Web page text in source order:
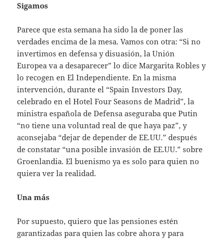
Sigamos
Parece que esta semana ha sido la de poner las
verdades encima de la mesa. Vamos con otra: “Si no
invertimos en defensa y disuasión, la Unión
Europea va a desaparecer” lo dice Margarita Robles y
lo recogen en El Independiente. En la misma
intervención, durante el “Spain Investors Day,
celebrado en el Hotel Four Seasons de Madrid”, la
ministra española de Defensa aseguraba que Putin
“no tiene una voluntad real de que haya paz”, y
aconsejaba “dejar de depender de EE.UU.” después
de constatar “una posible invasión de EE.UU.” sobre
Groenlandia. El buenismo ya es solo para quien no
quiera ver la realidad.
Una más
Por supuesto, quiero que las pensiones estén
garantizadas para quien las cobre ahora y para